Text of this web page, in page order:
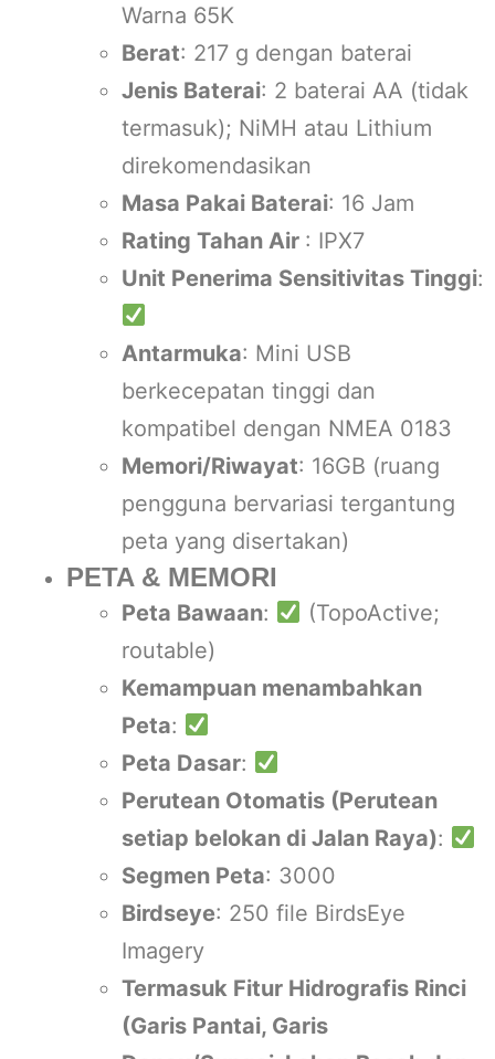
Warna 65K
Berat: 217 g dengan baterai
Jenis Baterai: 2 baterai AA (tidak
termasuk); NiMH atau Lithium
direkomendasikan
Masa Pakai Baterai: 16 Jam
Rating Tahan Air : IPX7
Unit Penerima Sensitivitas Tinggi:
Antarmuka: Mini USB
berkecepatan tinggi dan
kompatibel dengan NMEA 0183
Memori/Riwayat: 16GB (ruang
pengguna bervariasi tergantung
peta yang disertakan)
PETA & MEMORI
Peta Bawaan:
(TopoActive;
routable)
Kemampuan menambahkan
Peta:
Peta Dasar:
Perutean Otomatis (Perutean
setiap belokan di Jalan Raya):
Segmen Peta: 3000
Birdseye: 250 file BirdsEye
Imagery
Termasuk Fitur Hidrografis Rinci
(Garis Pantai, Garis